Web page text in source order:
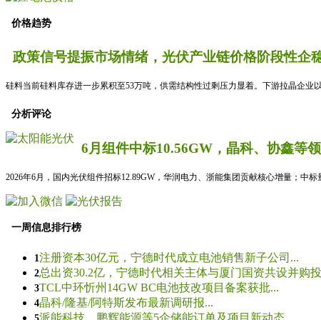
价格趋势
政策信号提振市场情绪，光伏产业链价格阶段性企
硅料当前硅料库存进一步累积至53万吨，供需结构性过剩压力显着。下游拉晶企
分析评论
6月组件中标10.56GW，晶科、协鑫等
2026年6月，国内光伏组件招标12.89GW，华润电力、浙能集团贡献核心增量；中
一周信息排行榜
1注册资本30亿元，宁德时代成立电池销售新子公司...
2总出资30.2亿，宁德时代相关主体与厦门国资共设并购
3TCL中环忻州14GW BC电池技改项目备案获批...
4晶科/隆基/阿特斯发布最新调研报...
5派能科技、鹏辉能源等5企储能订单及项目新动态...